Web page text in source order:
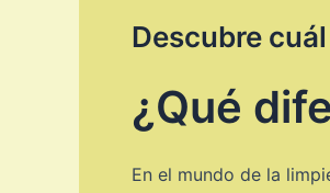
Descubre
¿Qué
En el mundo de la